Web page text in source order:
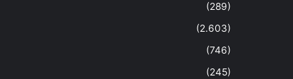
(289)
(2.603)
(746)
(245)